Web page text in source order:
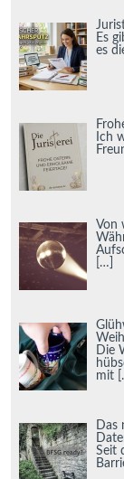
Es
es
Ich
Von
[…]
Die
mit
Seit